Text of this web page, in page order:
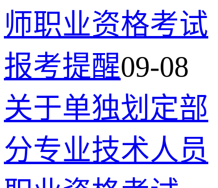
师职业资格考试
报考提醒09-08
关于单独划定部
分专业技术人员